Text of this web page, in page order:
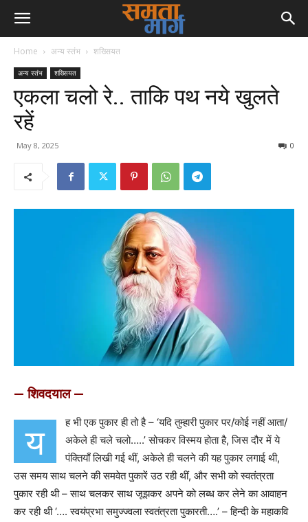
Home अन्य स्तंभ शख्सियत
अन्य स्तंभ शख्सियत
एकला चलो रे.. ताकि पथ नये खुलते
रहें
May 8, 2025 0
— शिवदयाल —
य
ह भी एक पुकार ही तो है – ‘यदि तुम्हारी पुकार पर/कोई नहीं आता/
अकेले ही चले चलो…..’ सोचकर विस्मय होता है, जिस दौर में ये
पंक्तियाँ लिखी गई थीं, अकेले ही चलने की यह पुकार लगाई थी,
उस समय साथ चलने की समवेत पुकारें उठ रही थीं, और सभी को स्वतंत्रता
पुकार रही थी – साथ चलकर साथ जूझकर अपने को लब्ध कर लेने का आवाहन
कर रही थी ‘…. स्वयंप्रभा समुज्ज्वला स्वतंत्रता पुकारती….’ – हिन्दी के महाकवि